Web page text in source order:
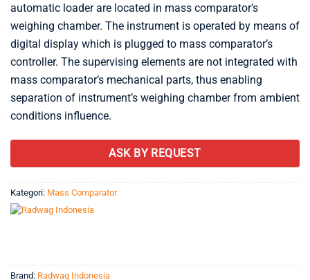
automatic loader are located in mass comparator’s
weighing chamber. The instrument is operated by means of
digital display which is plugged to mass comparator’s
controller. The supervising elements are not integrated with
mass comparator’s mechanical parts, thus enabling
separation of instrument’s weighing chamber from ambient
conditions influence.
ASK BY REQUEST
Kategori: Mass Comparator
Brand: Radwag Indonesia